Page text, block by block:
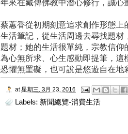
年來在藏傳佛教中潛心修行，誠
蔡蕙香從初期刻意追求創作形態
生活筆記，從生活周邊去尋找題
題材；她的生活很單純，宗教信
為心無所求、心生感動即提筆，
恐懼無罣礙，也可說是悠遊自在地
at 星期三, 3月 23, 2016
Labels: 新聞總覽-消費生活